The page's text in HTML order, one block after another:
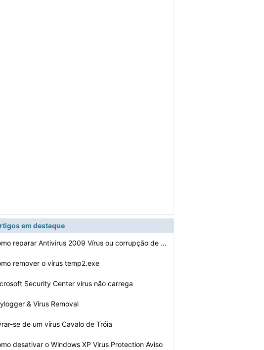
em destaque
Como reparar Antivirus 2009 Vírus ou corrupção de ar…
remover o vírus temp2.exe
Security Center vírus não carrega
& Virus Removal
se de um vírus Cavalo de Tróia
desativar o Windows XP Virus Protection Aviso